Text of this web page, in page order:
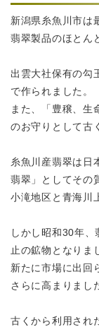
新潟県糸魚川市は
翡翠製品のほとん
出雲大社保有の勾
で作られました。
また、「豊穣、生
のお守りとして古
糸魚川産翡翠は日
翡翠」としてその
小滝地区と青海川
しかし昭和30年
止の鉱物となりま
新たに市場に出回
さらに高まりまし
古くから利用され